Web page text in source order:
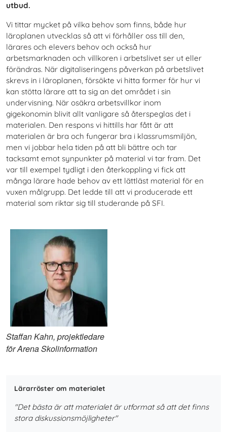
utbud.
Vi tittar mycket på vilka behov som finns, både hur
läroplanen utvecklas så att vi förhåller oss till den,
lärares och elevers behov och också hur
arbetsmarknaden och villkoren i arbetslivet ser ut eller
förändras. När digitaliseringens påverkan på arbetslivet
skrevs in i läroplanen, försökte vi hitta former för hur vi
kan stötta lärare att ta sig an det området i sin
undervisning. När osäkra arbetsvillkor inom
gigekonomin blivit allt vanligare så återspeglas det i
materialen. Den respons vi hittills har fått är att
materialen är bra och fungerar bra i klassrumsmiljön,
men vi jobbar hela tiden på att bli bättre och tar
tacksamt emot synpunkter på material vi tar fram. Det
var till exempel tydligt i den återkoppling vi fick att
många lärare hade behov av ett lättläst material för en
vuxen målgrupp. Det ledde till att vi producerade ett
material som riktar sig till studerande på SFI.
Staffan Kahn, projektledare
för Arena Skolinformation
Lärarröster om materialet
"Det bästa är att materialet är utformat så att det finns
stora diskussionsmöjligheter"